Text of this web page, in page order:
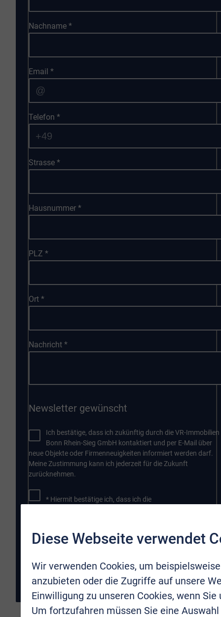
Nachname*
Email*
Telefon*
Strasse*
Hausnummer*
PLZ*
Ort*
Nachricht*
Newsletter gewünscht
Ich bestätige, dass ich zukünftig durch die VR-Immobilien
Bonn Rhein-Sieg GmbH kontaktiert und per E-Mail über
neue Objekte oder Firmenneuigkeiten informiert werden darf.
Meine Zustimmung kann ich jederzeit für die Zukunft
zurücknehmen.
* Hiermit bestätige ich, dass ich die
Daten an die VR-Immobilien Bonn Rhein-Sieg GmbH
übermittelt werden.
Diese Webseite verwendet
Wir verwenden Cookies, um
anzubieten oder die Zugriffe auf unsere
Einwilligung zu unseren Cookies, wenn
Um fortzufahren müssen Sie eine